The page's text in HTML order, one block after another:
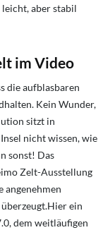
aber stabil
im Video
die aufblasbaren
Kein Wunder,
sitzt in
nicht wissen, wie
sonst! Das
Zelt-Ausstellung
angenehmen
ein
dem weitläufigen